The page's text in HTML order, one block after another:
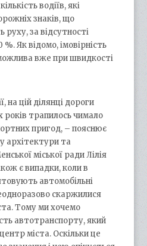
водіїв, які
знаків, що
за відсутності
Як відомо, імовірність
вже при швидкості
на цій ділянці дороги
років трапилось чимало
пригод, – пояснює
архітектури та
міської ради Лілія
є випадки, коли в
автомобільні
скаржилися
Тому ми хочемо
автотранспорту, який
міста. Оскільки це